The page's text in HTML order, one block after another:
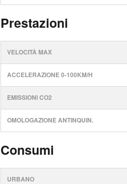
Prestazioni
VELOCITÀ MAX
ACCELERAZIONE 0-100KM/H
EMISSIONI CO2
OMOLOGAZIONE ANTINQUIN.
Consumi
URBANO